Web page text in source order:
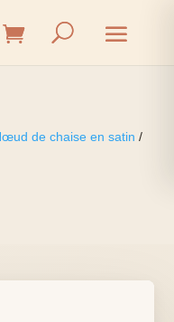
de chaise en satin /